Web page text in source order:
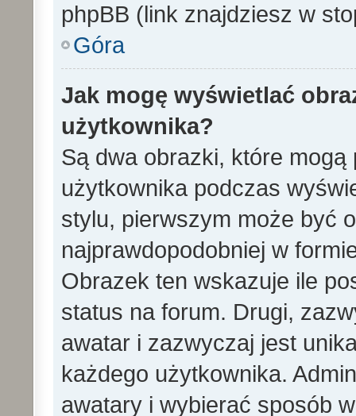
phpBB (link znajdziesz w
Góra
Jak mogę wyświetlać
użytkownika?
Są dwa obrazki, które
użytkownika podczas
stylu, pierwszym może być
najprawdopodobniej w
Obrazek ten wskazuje ile
status na forum. Drugi,
awatar i zazwyczaj jest
każdego użytkownika.
awatary i wybierać sposób